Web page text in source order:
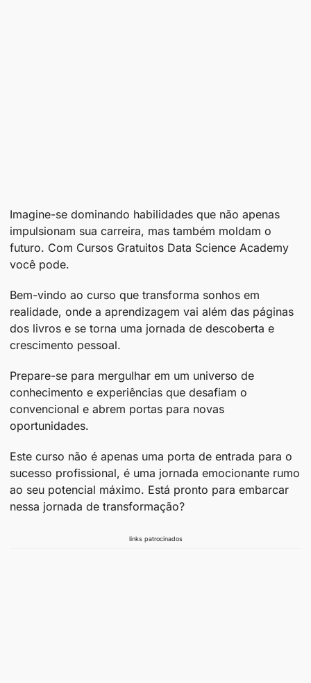
Imagine-se dominando habilidades que não apenas
impulsionam sua carreira, mas também moldam o
futuro. Com Cursos Gratuitos Data Science Academy
você pode.
Bem-vindo ao curso que transforma sonhos em
realidade, onde a aprendizagem vai além das páginas
dos livros e se torna uma jornada de descoberta e
crescimento pessoal.
Prepare-se para mergulhar em um universo de
conhecimento e experiências que desafiam o
convencional e abrem portas para novas
oportunidades.
Este curso não é apenas uma porta de entrada para o
sucesso profissional, é uma jornada emocionante rumo
ao seu potencial máximo. Está pronto para embarcar
nessa jornada de transformação?
links patrocinados